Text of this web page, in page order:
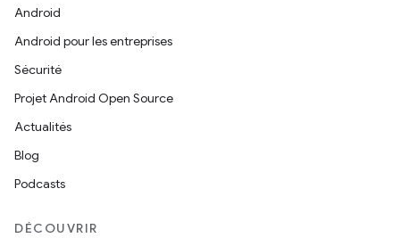
Android
Android pour les entreprises
Sécurité
Projet Android Open Source
Actualités
Blog
Podcasts
DÉCOUVRIR